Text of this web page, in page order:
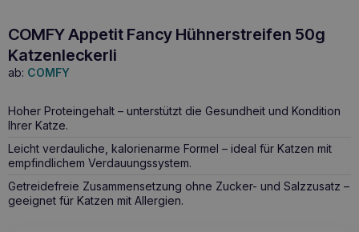
COMFY Appetit Fancy Hühnerstreifen 50g
Katzenleckerli
ab: COMFY
Hoher Proteingehalt – unterstützt die Gesundheit und Kondition
Ihrer Katze.
Leicht verdauliche, kalorienarme Formel – ideal für Katzen mit
empfindlichem Verdauungssystem.
Getreidefreie Zusammensetzung ohne Zucker- und Salzzusatz –
geeignet für Katzen mit Allergien.